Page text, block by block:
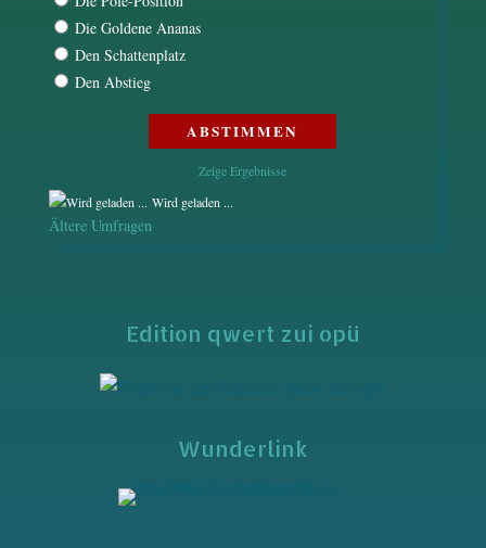
Die Goldene Ananas
Den Schattenplatz
Den Abstieg
Zeige Ergebnisse
Wird geladen ...
Ältere Umfragen
Edition qwert zui opü
Wunderlink